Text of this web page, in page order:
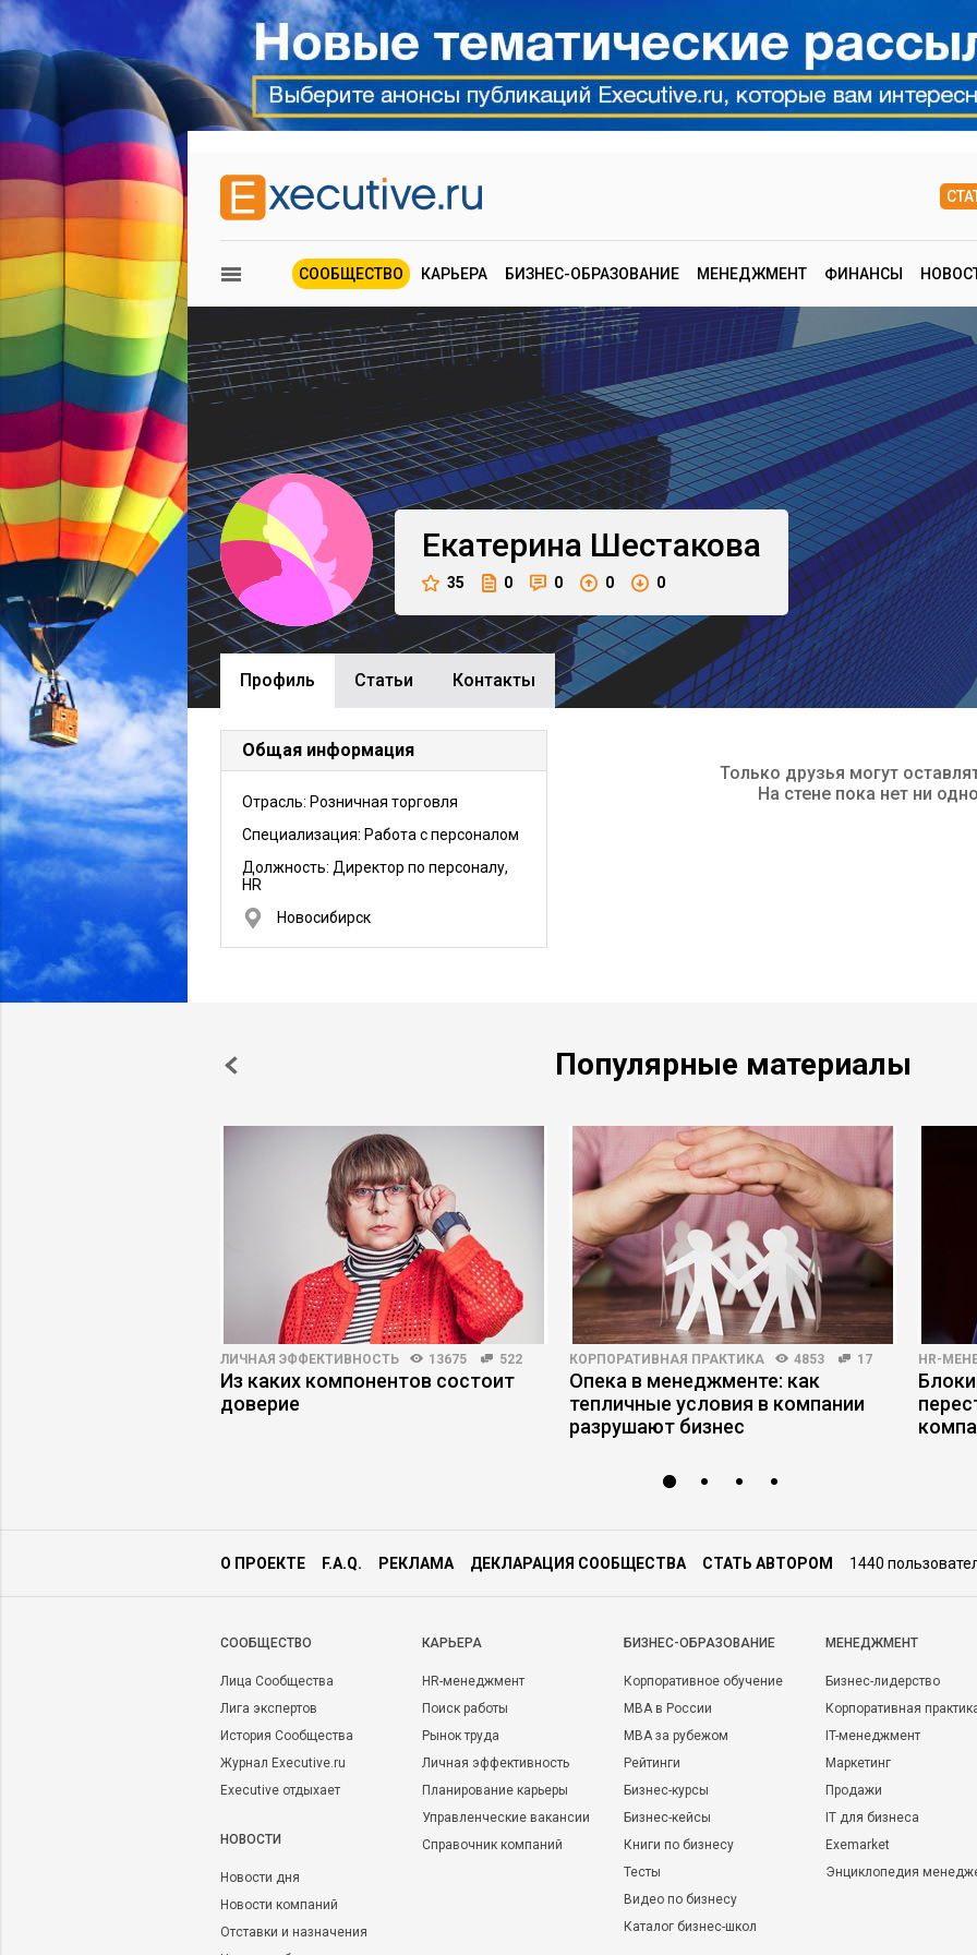
СООБЩЕСТВО КАРЬЕРА БИЗНЕС-ОБРАЗОВАНИЕ МЕНЕДЖМЕНТ ФИНАНСЫ
Екатерина Шестакова
35 0 0 0 0
Профиль Cтатьи Контакты
Общая информация
Отрасль: Розничная торговля
Специализация: Работа с персоналом
Должность: Директор по персоналу,
HR
Новосибирск
Только друзья могут
На стене пока нет ни
Популярные материалы
ЛИЧНАЯ ЭФФЕКТИВНОСТЬ 13675 522
Из каких компонентов состоит
доверие
КОРПОРАТИВНАЯ ПРАКТИКА 4853 17
Опека в менеджменте: как
тепличные условия в компании
разрушают бизнес
HR-
О ПРОЕКТЕ F.A.Q. РЕКЛАМА ДЕКЛАРАЦИЯ СООБЩЕСТВА СТАТЬ АВТОРОМ 1440
CООБЩЕСТВО
Лица Сообщества
Лига экспертов
История Сообщества
Журнал Executive.ru
Executive отдыхает
НОВОСТИ
Новости дня
Новости компаний
Отставки и назначения
КАРЬЕРА
HR-менеджмент
Поиск работы
Рынок труда
Личная эффективность
Планирование карьеры
Управленческие вакансии
Справочник компаний
БИЗНЕС-ОБРАЗОВАНИЕ
Корпоративное обучение
MBA в России
MBA за рубежом
Рейтинги
Бизнес-курсы
Бизнес-кейсы
Книги по бизнесу
Тесты
Видео по бизнесу
Каталог бизнес-школ
МЕНЕДЖМЕНТ
Бизнес-лидерство
Корпоративная
IT-менеджмент
Маркетинг
Продажи
IT для бизнеса
Exemarket
Энциклопедия